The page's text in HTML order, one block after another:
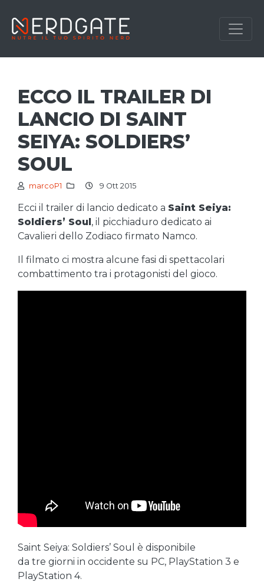
ECCO IL TRAILER DI
LANCIO DI SAINT
SEIYA: SOLDIERS’
SOUL
marcoP1 9 Ott 2015
Ecci il trailer di lancio dedicato a Saint Seiya:
Soldiers’ Soul, il picchiaduro dedicato ai
Cavalieri dello Zodiaco firmato Namco.
Il filmato ci mostra alcune fasi di spettacolari
combattimento tra i protagonisti del gioco.
Saint Seiya: Soldiers’ Soul è disponibile
da tre giorni in occidente su PC, PlayStation 3 e
PlayStation 4.